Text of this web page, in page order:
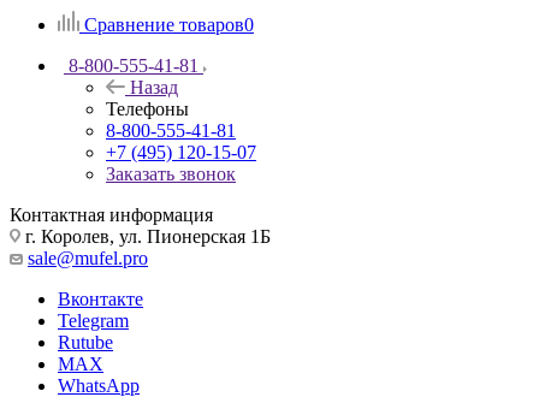
Сравнение товаров0
8-800-555-41-81
Назад
Телефоны
8-800-555-41-81
+7 (495) 120-15-07
Заказать звонок
Контактная информация
г. Королев, ул. Пионерская 1Б
sale@mufel.pro
Вконтакте
Telegram
Rutube
MAX
WhatsApp